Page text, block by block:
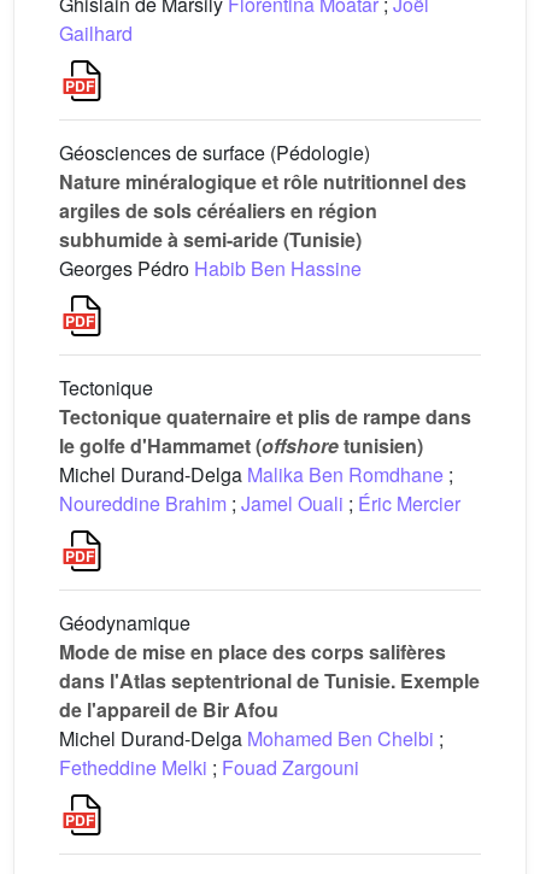
Gailhard
Géosciences de surface (Pédologie)
Nature minéralogique et rôle nutritionnel des
argiles de sols céréaliers en région
subhumide à semi-aride (Tunisie)
Georges Pédro Habib Ben Hassine
Tectonique
Tectonique quaternaire et plis de rampe dans
le golfe d'Hammamet (offshoretunisien)
Michel Durand-Delga Malika Ben Romdhane ;
Noureddine Brahim ; Jamel Ouali ; Éric Mercier
Géodynamique
Mode de mise en place des corps salifères
dans l'Atlas septentrional de Tunisie. Exemple
de l'appareil de Bir Afou
Michel Durand-Delga Mohamed Ben Chelbi ;
Fetheddine Melki ; Fouad Zargouni